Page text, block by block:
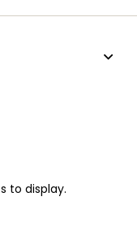
to display.